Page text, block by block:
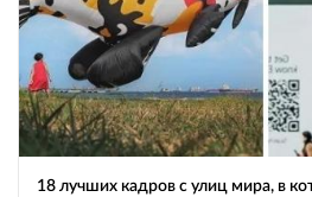
18 лучших кадров с улиц мира, в